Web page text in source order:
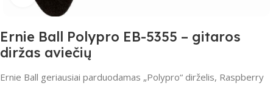
Ernie Ball Polypro EB-5355 – gitaros
diržas aviečių
Ernie Ball geriausiai parduodamas „Polypro“ dirželis, Raspberry